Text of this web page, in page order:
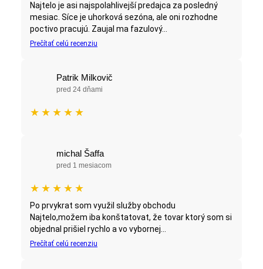
Najtelo je asi najspolahlivejší predajca za posledný
mesiac. Síce je uhorková sezóna, ale oni rozhodne
poctivo pracujú. Zaujal ma fazulový...
Prečítať celú recenziu
Patrik Milkovič
pred 24 dňami
★ ★ ★ ★ ★
michal Šaffa
pred 1 mesiacom
★ ★ ★ ★ ★
Po prvykrat som využil služby obchodu
Najtelo,možem iba konštatovat, že tovar ktorý som si
objednal prišiel rychlo a vo vybornej...
Prečítať celú recenziu